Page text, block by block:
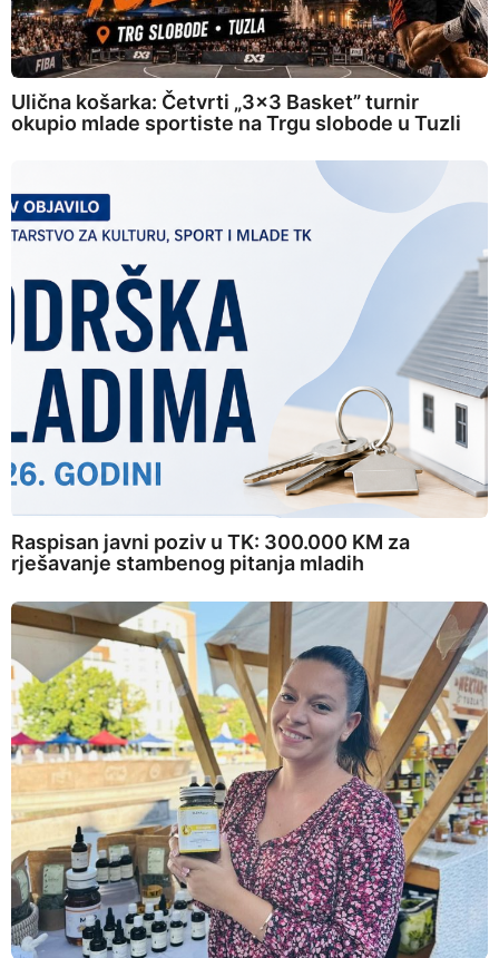
Ulična košarka: Četvrti „3×3 Basket” turnir
okupio mlade sportiste na Trgu slobode u Tuzli
Raspisan javni poziv u TK: 300.000 KM za
rješavanje stambenog pitanja mladih